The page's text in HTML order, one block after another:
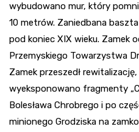
wybudowano mur, który
10 metrów. Zaniedbana
pod koniec XIX wieku. Zamek
Przemyskiego Towarzystwa
Zamek przeszedł
wyeksponowano fragmenty
Bolesława Chrobrego i po
minionego Grodziska na